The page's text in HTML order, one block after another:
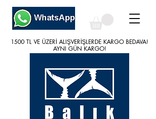
1500 TL VE ÜZERİ ALIŞVERİŞLERDE KARGO BEDAVA!
AYNI GÜN KARGO!
1500 TL VE ÜZERİ ALIŞVERİŞLERDE KARGO BEDAVA!
AYNI GÜN KARGO!